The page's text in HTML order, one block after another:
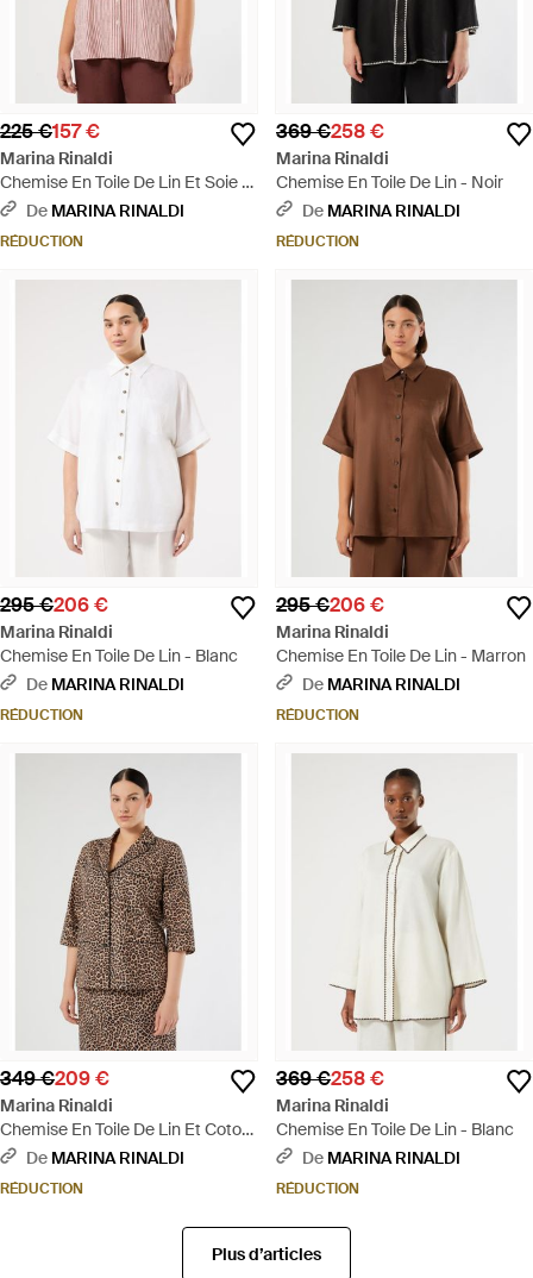
225 €157 €
Marina Rinaldi
Chemise En Toile De Lin Et Soie -
RoseDe MARINA RINALDI
RÉDUCTION
369 €258 €
Marina Rinaldi
Chemise En Toile De Lin - Noir
De MARINA RINALDI
RÉDUCTION
295 €206 €
Marina Rinaldi
Chemise En Toile De Lin - Blanc
De MARINA RINALDI
RÉDUCTION
295 €206 €
Marina Rinaldi
Chemise En Toile De Lin - Marron
De MARINA RINALDI
RÉDUCTION
349 €209 €
Marina Rinaldi
Chemise En Toile De Lin Et Coton
- Marron
De MARINA RINALDI
RÉDUCTION
369 €258 €
Marina Rinaldi
Chemise En Toile De Lin - Blanc
De MARINA RINALDI
RÉDUCTION
Plus d’articles